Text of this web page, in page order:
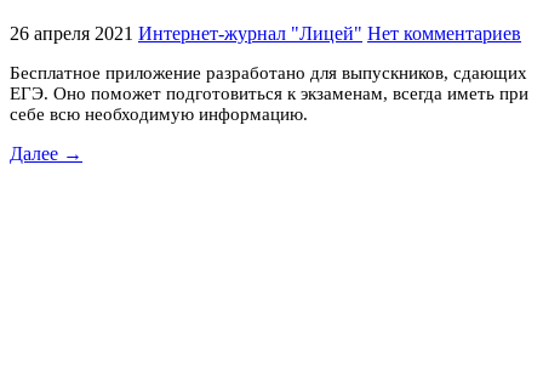
26 апреля 2021 Интернет-журнал "Лицей" Нет комментариев
Бесплатное приложение разработано для выпускников, сдающих
ЕГЭ. Оно поможет подготовиться к экзаменам, всегда иметь при
себе всю необходимую информацию.
Далее →